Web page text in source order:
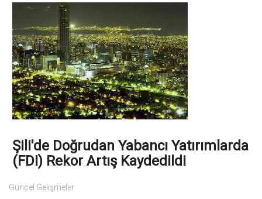
Şili'de Doğrudan Yabancı Yatırımlarda
(FDI) Rekor Artış Kaydedildi
Güncel Gelişmeler